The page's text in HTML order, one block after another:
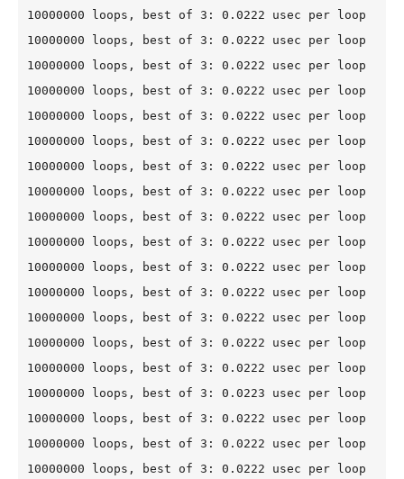
10000000 loops, best of 3: 0.0222 usec per loop
10000000 loops, best of 3: 0.0222 usec per loop
10000000 loops, best of 3: 0.0222 usec per loop
10000000 loops, best of 3: 0.0222 usec per loop
10000000 loops, best of 3: 0.0222 usec per loop
10000000 loops, best of 3: 0.0222 usec per loop
10000000 loops, best of 3: 0.0222 usec per loop
10000000 loops, best of 3: 0.0222 usec per loop
10000000 loops, best of 3: 0.0222 usec per loop
10000000 loops, best of 3: 0.0222 usec per loop
10000000 loops, best of 3: 0.0222 usec per loop
10000000 loops, best of 3: 0.0222 usec per loop
10000000 loops, best of 3: 0.0222 usec per loop
10000000 loops, best of 3: 0.0222 usec per loop
10000000 loops, best of 3: 0.0222 usec per loop
10000000 loops, best of 3: 0.0223 usec per loop
10000000 loops, best of 3: 0.0222 usec per loop
10000000 loops, best of 3: 0.0222 usec per loop
10000000 loops, best of 3: 0.0222 usec per loop